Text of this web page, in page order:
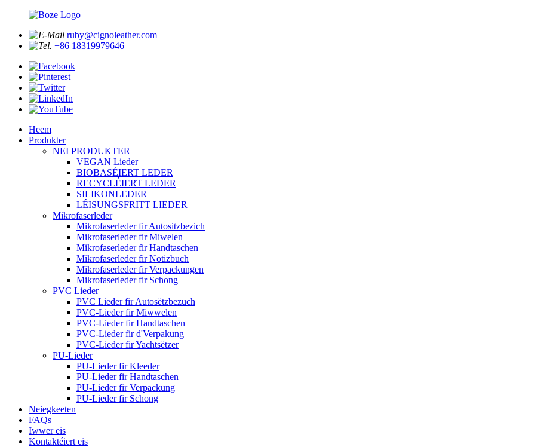
ruby@cignoleather.com
+86 18319979646
Heem
Produkter
NEI PRODUKTER
VEGAN Lieder
BIOBASÉIERT LEDER
RECYCLÉIERT LEDER
SILIKONLEDER
LÉISUNGSFRITT LIEDER
Mikrofaserleder
Mikrofaserleder fir Autositzbezich
Mikrofaserleder fir Miwelen
Mikrofaserleder fir Handtaschen
Mikrofaserleder fir Notizbuch
Mikrofaserleder fir Verpackungen
Mikrofaserleder fir Schong
PVC Lieder
PVC Lieder fir Autosëtzbezuch
PVC-Lieder fir Miwwelen
PVC-Lieder fir Handtaschen
PVC-Lieder fir d'Verpakung
PVC-Lieder fir Yachtsëtzer
PU-Lieder
PU-Lieder fir Kleeder
PU-Lieder fir Handtaschen
PU-Lieder fir Verpackung
PU-Lieder fir Schong
Neiegkeeten
FAQs
Iwwer eis
Kontaktéiert eis